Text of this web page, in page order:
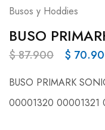
Busos y Hoddies
BUSO
$87.900 $
BUSO PRIMARK
00001320 00001321